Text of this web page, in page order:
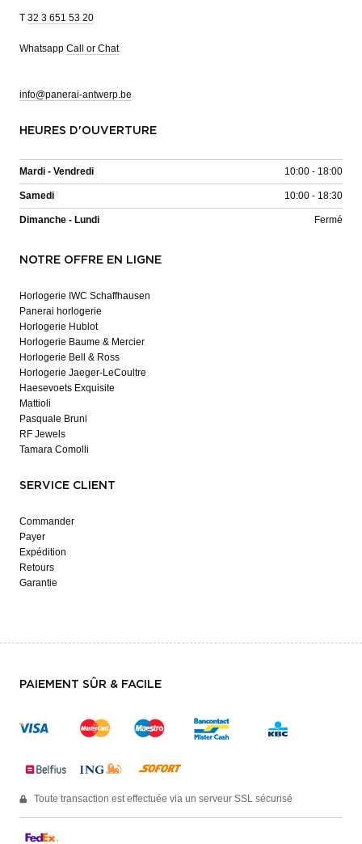
T 32 3 651 53 20
Whatsapp Call or Chat
info@panerai-antwerp.be
HEURES D'OUVERTURE
Mardi - Vendredi 10:00 - 18:00
Samedi 10:00 - 18:30
Dimanche - Lundi Fermé
NOTRE OFFRE EN LIGNE
Horlogerie IWC Schaffhausen
Panerai horlogerie
Horlogerie Hublot
Horlogerie Baume & Mercier
Horlogerie Bell & Ross
Horlogerie Jaeger-LeCoultre
Haesevoets Exquisite
Mattioli
Pasquale Bruni
RF Jewels
Tamara Comolli
SERVICE CLIENT
Commander
Payer
Expédition
Retours
Garantie
PAIEMENT SÛR & FACILE
Toute transaction est effectuée via un serveur SSL sécurisé